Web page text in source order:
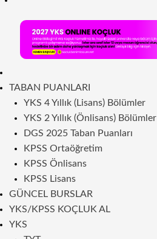
TABAN PUANLARI
YKS 4 Yıllık (Lisans) Bölümler
YKS 2 Yıllık (Önlisans) Bölümler
DGS 2025 Taban Puanları
KPSS Ortaöğretim
KPSS Önlisans
KPSS Lisans
GÜNCEL BURSLAR
YKS/KPSS KOÇLUK AL
YKS